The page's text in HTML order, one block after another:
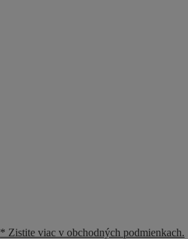
* Zistite viac v obchodných podmienkach.